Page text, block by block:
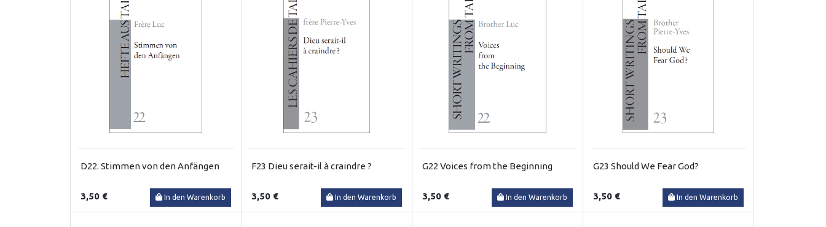
D22. Stimmen von den Anfängen
3,50 € In den Warenkorb
F23 Dieu serait-il à craindre ?
3,50 € In den Warenkorb
G22 Voices from the Beginning
3,50 € In den Warenkorb
G23 Should We Fear God?
3,50 € In den Warenkorb